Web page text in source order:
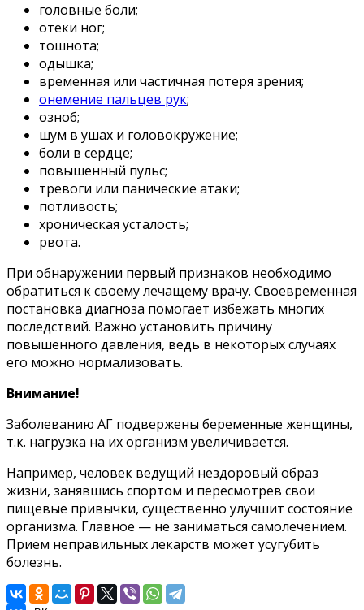
головные боли;
отеки ног;
тошнота;
одышка;
временная или частичная потеря зрения;
онемение пальцев рук;
озноб;
шум в ушах и головокружение;
боли в сердце;
повышенный пульс;
тревоги или панические атаки;
потливость;
хроническая усталость;
рвота.
При обнаружении первый признаков необходимо
обратиться к своему лечащему врачу. Своевременная
постановка диагноза помогает избежать многих
последствий. Важно установить причину
повышенного давления, ведь в некоторых случаях
его можно нормализовать.
Внимание!
Заболеванию АГ подвержены беременные женщины,
т.к. нагрузка на их организм увеличивается.
Например, человек ведущий нездоровый образ
жизни, занявшись спортом и пересмотрев свои
пищевые привычки, существенно улучшит состояние
организма. Главное — не заниматься самолечением.
Прием неправильных лекарств может усугубить
болезнь.